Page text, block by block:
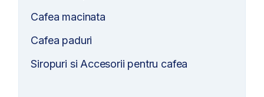
Cafea macinata
Cafea paduri
Siropuri si Accesorii pentru cafea